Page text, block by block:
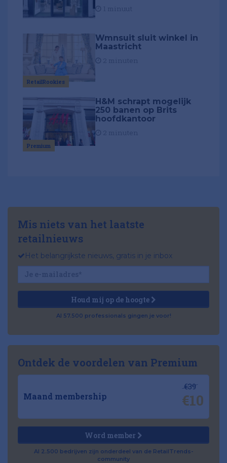
RetailRookies
Wmnsuit sluit winkel in
Maastricht
Premium
H&M schrapt mogelijk
250 banen op Brits
hoofdkantoor
Mis niets van het laatste
retailnieuws
Het belangrijkste nieuws, gratis in je inbox
Houd mij op de hoogte
Al 57.500 professionals gingen je voor!
Ontdek de voordelen van Premium
Maand membership
€39
€10
Word member
Al 2.500 bedrijven zijn onderdeel van de RetailTrends-
community